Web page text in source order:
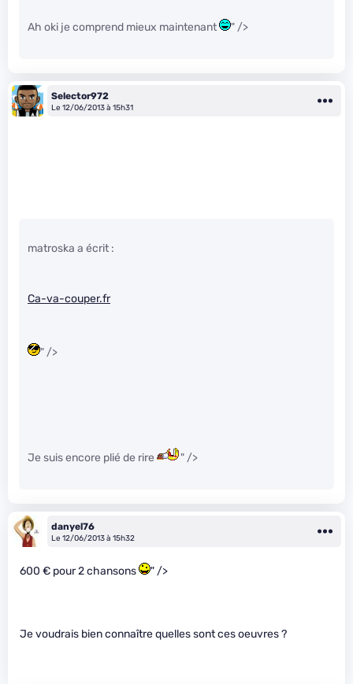
Ah oki je comprend mieux maintenant " />
Selector972
Le 12/06/2013 à 15h31
matroska a écrit :
Ca-va-couper.fr
" />
Je suis encore plié de rire " />
danyel76
Le 12/06/2013 à 15h32
600 € pour 2 chansons " />
Je voudrais bien connaître quelles sont ces oeuvres ?